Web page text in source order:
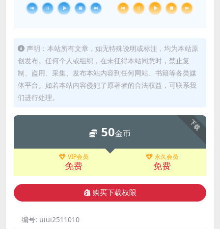
声明：本站所有文章，如无特殊说明或标注，均为本站原
创发布。任何个人或组织，在未征得本站同意时，禁止复
制、盗用、采集、发布本站内容到任何网站、书籍等各类媒
体平台。如若本站内容侵犯了原著者的合法权益，可联系我
们进行处理。
下载
50金币
VIP会员
免费
永久会员
免费
购买下载权限
编号: uiui2511010